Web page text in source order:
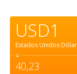
USD1
Estados Unidos
=
40,23